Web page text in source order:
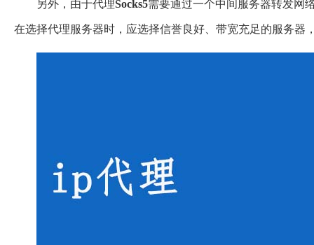
另外，由于代理Socks5需要通过一个中间服务器转发网
在选择代理服务器时，应选择信誉良好、带宽充足的服务器